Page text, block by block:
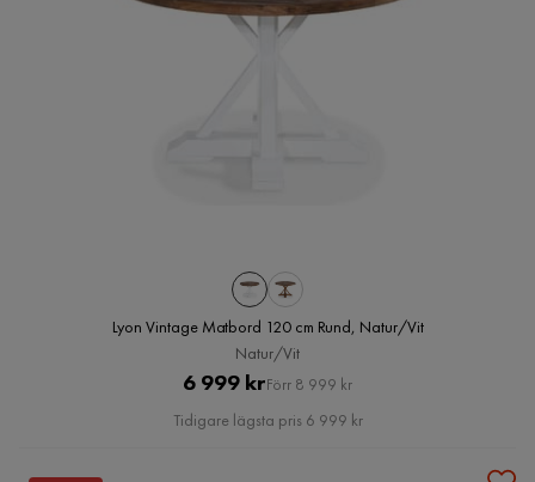
Lyon Vintage Matbord 120 cm Rund, Natur/Vit
Natur/Vit
Pris
6 999 krOriginal
Pris
Förr 8 999 kr
Tidigare lägsta pris 6 999 kr